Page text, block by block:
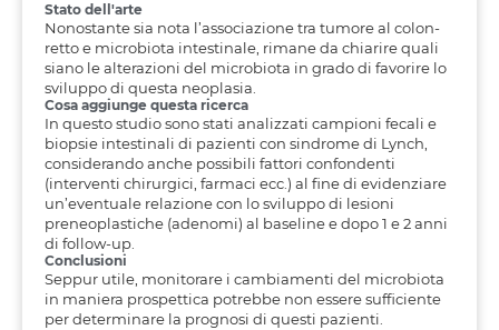
Stato dell'arte
Nonostante sia nota l’associazione tra tumore al colon-
retto e microbiota intestinale, rimane da chiarire quali
siano le alterazioni del microbiota in grado di favorire lo
sviluppo di questa neoplasia.
Cosa aggiunge questa ricerca
In questo studio sono stati analizzati campioni fecali e
biopsie intestinali di pazienti con sindrome di Lynch,
considerando anche possibili fattori confondenti
(interventi chirurgici, farmaci ecc.) al fine di evidenziare
un’eventuale relazione con lo sviluppo di lesioni
preneoplastiche (adenomi) al baseline e dopo 1 e 2 anni
di follow-up.
Conclusioni
Seppur utile, monitorare i cambiamenti del microbiota
in maniera prospettica potrebbe non essere sufficiente
per determinare la prognosi di questi pazienti.